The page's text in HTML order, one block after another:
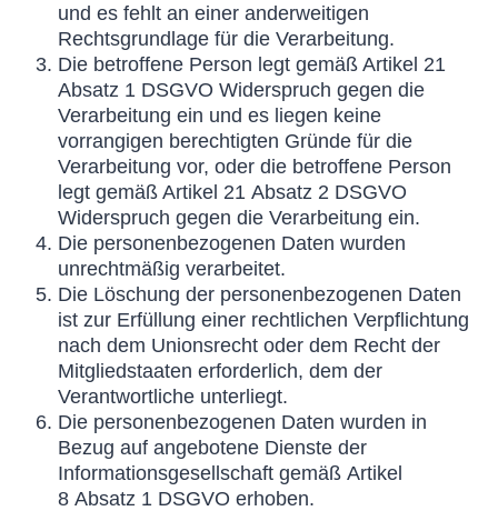
und es fehlt an einer anderweitigen
Rechtsgrundlage für die Verarbeitung.
Die betroffene Person legt gemäß Artikel 21
Absatz 1 DSGVO Widerspruch gegen die
Verarbeitung ein und es liegen keine
vorrangigen berechtigten Gründe für die
Verarbeitung vor, oder die betroffene Person
legt gemäß Artikel 21 Absatz 2 DSGVO
Widerspruch gegen die Verarbeitung ein.
Die personenbezogenen Daten wurden
unrechtmäßig verarbeitet.
Die Löschung der personenbezogenen Daten
ist zur Erfüllung einer rechtlichen Verpflichtung
nach dem Unionsrecht oder dem Recht der
Mitgliedstaaten erforderlich, dem der
Verantwortliche unterliegt.
Die personenbezogenen Daten wurden in
Bezug auf angebotene Dienste der
Informationsgesellschaft gemäß Artikel
8 Absatz 1 DSGVO erhoben.